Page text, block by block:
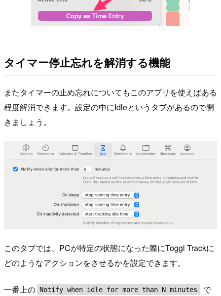
タイマー停止忘れを解消する機能
またタイマーの止め忘れについてもこのアプリを使えばある
程度解消できます。設定の中にIdleというタブがあるので開
きましょう。
このタブでは、PCが特定の状態になった際にToggl Trackに
どのようなアクションをさせるかを設定できます。
一番上の Notify when idle for more than N minutes
で